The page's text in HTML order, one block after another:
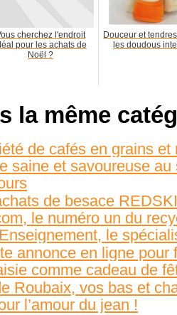
cherchez l'endroit
pour les achats de
Noël ?
Douceur et
les doudous
la même
de cafés en grains et
saine et savoureuse au
de besace
le numéro un du
le
annonce en ligne pour
comme cadeau de
Roubaix, vos bas et
l’amour du jean !